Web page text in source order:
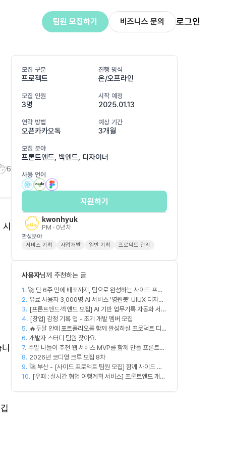
팀원 모집하기 비즈니스 문의 로그인
6
모집 구분
프로젝트
진행 방식
온/오프라인
모집 인원
3명
시작 예정
2025.01.13
연락 방법
오픈카카오톡
예상 기간
3개월
모집 분야
프론트엔드, 백엔드, 디자이너
사용 언어
지원하기
kwonhyuk
PM · 0년차
관심분야
서비스 기획 사업개발 일반 기획 프로덕트 관리
사용자님께 추천하는 글
1. 🚀 단 6주 만에 배포까지, 팀으로 완성하는 사이드 프로
젝트 [스위프 웹 15기] 🚀
2. 유료 사용자 3,000명 AI 서비스 '영원봇' UIUX 디자인
팀원 모집
3. [프론트엔드·백엔드 모집] AI 기반 업무기록 자동화 서비
스 MVP 개발
4. [창업] 감정 기록 앱 - 초기 개발 멤버 모집
5. 🔥두달 안에 포트폴리오를 함께 완성하실 프로덕트 디자
이너를 찾습니다!🔥
6. 개발자 스터디 팀원 찾아요.
7. 주말 나들이 추천 웹 서비스 MVP를 함께 만들 프론트엔
드/디자이너 모집합니다
8. 2026년 코디영 크루 모집 8차
9. 🚀 부산 - [사이드 프로젝트 팀원 모집] 함께 사이드 프
로젝트 진행할 팀원 모집합니다. 🚀
10. [우때 : 실시간 협업 여행계획 서비스] 프론트엔드 개발